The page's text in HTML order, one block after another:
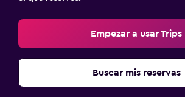
Empezar a usar Trips
Buscar mis reservas